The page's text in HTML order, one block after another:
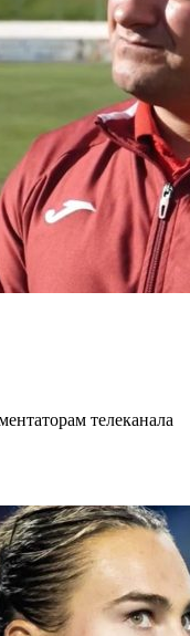
телеканала